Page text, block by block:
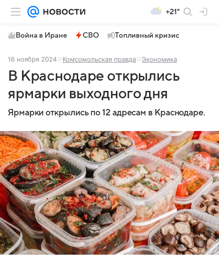
+21°
Война в Иране СВО Топливный кризис
16 ноября 2024 Комсомольская правда Экономика
В Краснодаре открылись
ярмарки выходного дня
Ярмарки открылись по 12 адресам в Краснодаре.